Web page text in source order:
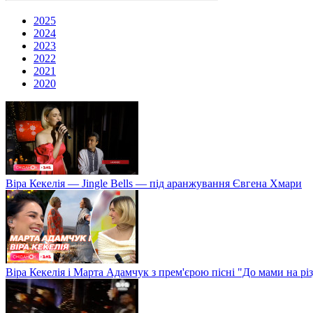
2025
2024
2023
2022
2021
2020
Віра Кекелія — Jingle Bells — під аранжування Євгена Хмари
Віра Кекелія і Марта Адамчук з прем'єрою пісні "До мами на